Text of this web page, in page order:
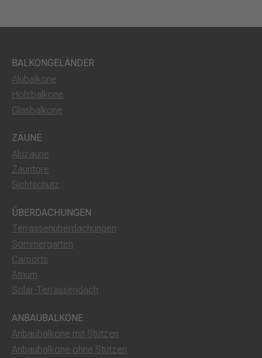
BALKONGELÄNDER
Alubalkone
Holzbalkone
Glasbalkone
ZÄUNE
Aluzäune
Zauntore
Sichtschutz
ÜBERDACHUNGEN
Terrassenüberdachungen
Sommergarten
Carports
Atrium
Solar-Terrassendach
ANBAUBALKONE
Anbaubalkone mit Stützen
Anbaubalkone ohne Stützen